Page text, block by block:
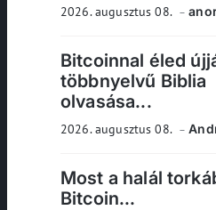
2026. augusztus 08.
Bitcoinnal éled
többnyelvű Biblia
olvasása...
2026. augusztus 08.
Most a halál
Bitcoin...